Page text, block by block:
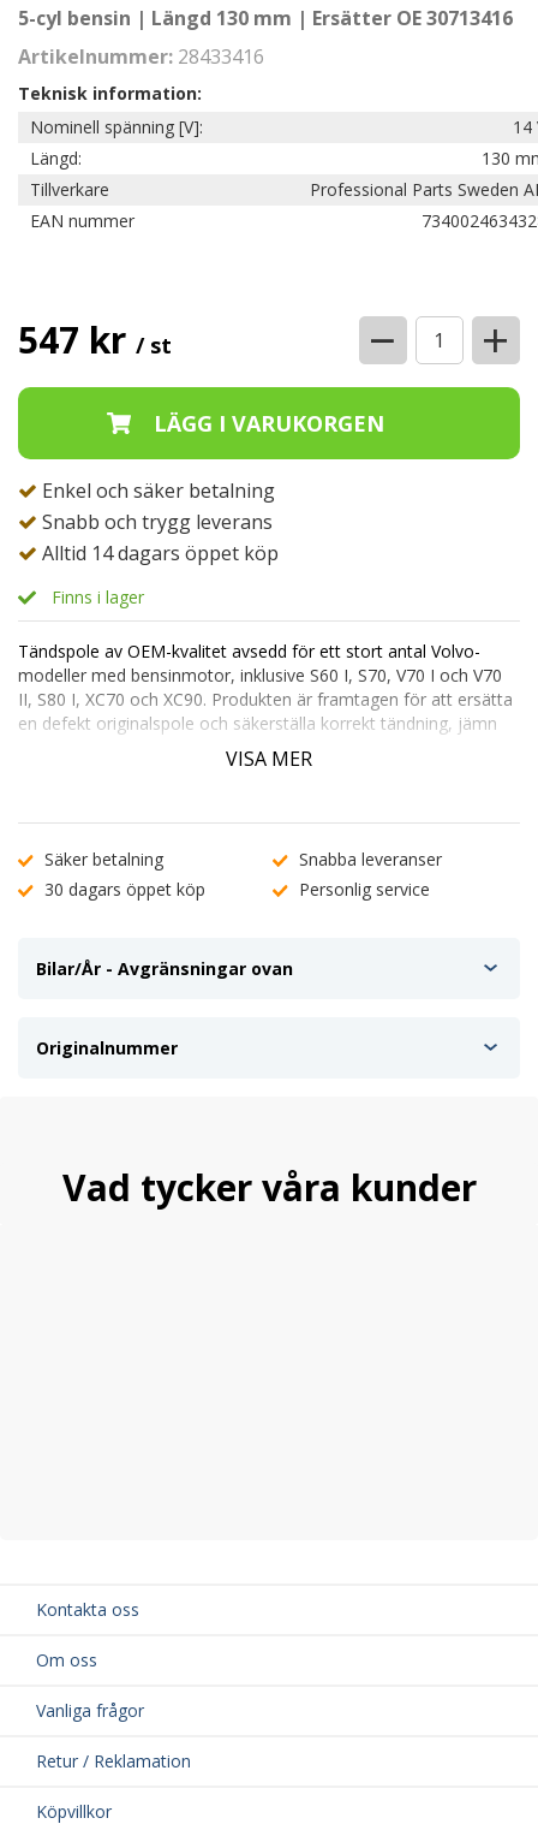
5-cyl bensin | Längd 130 mm | Ersätter OE 30713416
Artikelnummer: 28433416
Teknisk information:
Nominell spänning [V]:
14
Längd:
130
Tillverkare
Professional Parts Sweden
EAN nummer
547 kr / st − +
Enkel och säker betalning
Snabb och trygg leverans
Alltid 14 dagars öppet köp
Finns i lager
Tändspole av OEM-kvalitet avsedd för ett stort antal Volvo-
modeller med bensinmotor, inklusive S60 I, S70, V70 I och V70
II, S80 I, XC70 och XC90. Produkten är framtagen för att ersätta
en defekt originalspole och säkerställa korrekt tändning, jämn
motorgång och bibehållen prestanda.
passform utan behov av modifiering.
Bidrar till bättre motorgång och respons
Vanliga symptom på en defekt tändspole
Passar bland annat följande Volvo-modeller
kundtjänst. Använd gärna registreringsnummerfältet (ABC 123)
VISA MER
Säker betalning
Snabba leveranser
30 dagars öppet köp
Personlig service
Bilar/År - Avgränsningar ovan
Originalnummer
Vad tycker våra kunder
Kontakta oss
Om oss
Vanliga frågor
Retur / Reklamation
Köpvillkor